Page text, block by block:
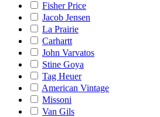
Fisher Price
Jacob Jensen
La Prairie
Carhartt
John Varvatos
Stine Goya
Tag Heuer
American Vintage
Missoni
Van Gils